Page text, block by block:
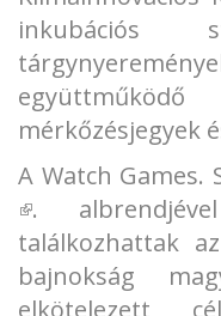
inkubációs
mérkőzésjegyek
A Watch Games.
(külső
.
találkozhattak
bajnokság
elkötelezett